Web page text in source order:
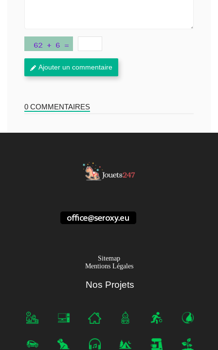
Ajouter un commentaire
0 COMMENTAIRES
Sitemap
Mentions Légales
Nos Projets